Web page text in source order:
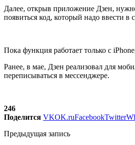
Далее, открыв приложение Дзен,
появиться код, который надо ввести в
Пока функция работает только с
Ранее, в мае, Дзен реализовал для
переписываться в мессенджере.
246
Поделится VKOK.ruFacebookTwitter
Предыдущая запись